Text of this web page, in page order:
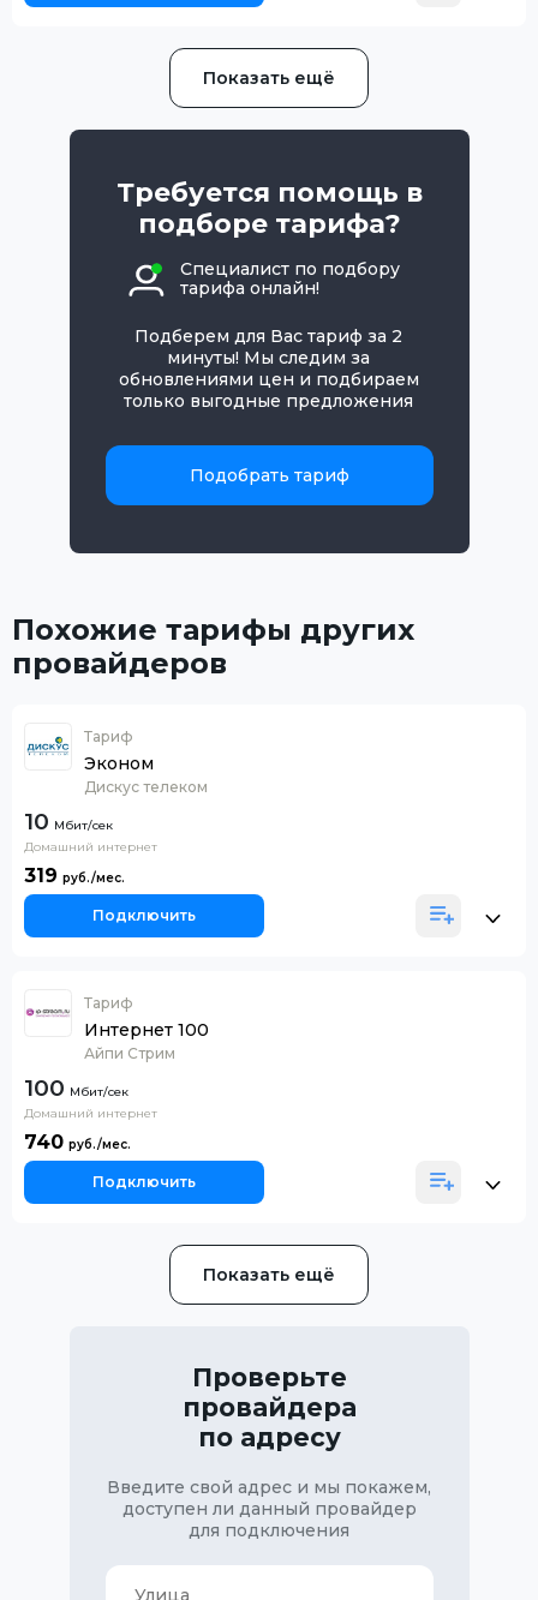
Показать ещё
Требуется помощь в
подборе тарифа?
Специалист по подбору
тарифа онлайн!
Подберем для Вас тариф за 2
минуты! Мы следим за
обновлениями цен и подбираем
только выгодные предложения
Подобрать тариф
Похожие тарифы других
провайдеров
Тариф
Эконом
Дискус телеком
10
Домашний интернет
319
Подключить
Тариф
Интернет 100
Айпи Стрим
100
Домашний интернет
740
Подключить
Показать ещё
Проверьте
провайдера
по адресу
Введите свой адрес и мы покажем,
доступен ли данный провайдер
для подключения